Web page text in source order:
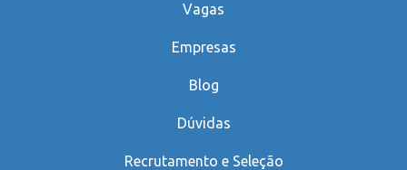
Vagas
Empresas
Blog
Dúvidas
Recrutamento e Seleção